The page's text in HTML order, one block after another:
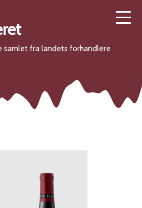
fra landets forhandlere